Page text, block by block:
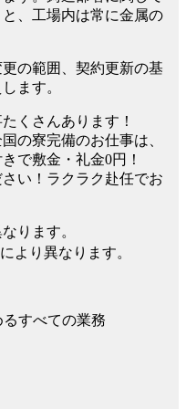
、工場内は常に金属の
の範囲、契約更新の基
ます。
くさんあります！
の寮完備のお仕事は、
で敷金・礼金0円！
い！ラクラク赴任でお
ります。
より異なります。
すべての業務